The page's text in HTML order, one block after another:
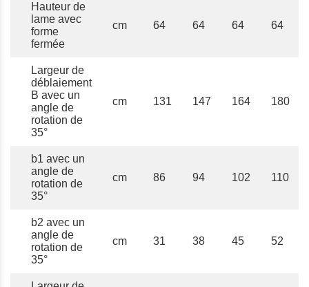
Hauteur de
lame avec
forme
fermée
cm 64 64 64 64
Largeur de
déblaiement
B avec un
angle de
rotation de
35°
cm 131 147 164 180
b1 avec un
angle de
rotation de
35°
cm 86 94 102 110
b2 avec un
angle de
rotation de
35°
cm 31 38 45 52